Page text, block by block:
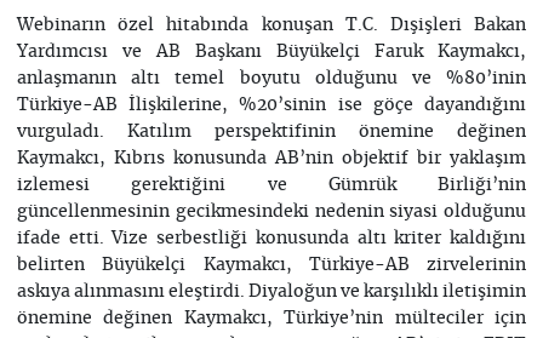
Webinarın özel hitabında konuşan T.C. Dışişleri Bakan
Yardımcısı ve AB Başkanı Büyükelçi Faruk Kaymakcı,
anlaşmanın altı temel boyutu olduğunu ve %80’inin
Türkiye-AB İlişkilerine, %20’sinin ise göçe dayandığını
vurguladı. Katılım perspektifinin önemine değinen
Kaymakcı, Kıbrıs konusunda AB’nin objektif bir yaklaşım
izlemesi gerektiğini ve Gümrük Birliği’nin
güncellenmesinin gecikmesindeki nedenin siyasi olduğunu
ifade etti. Vize serbestliği konusunda altı kriter kaldığını
belirten Büyükelçi Kaymakcı, Türkiye-AB zirvelerinin
askıya alınmasını eleştirdi. Diyaloğun ve karşılıklı iletişimin
önemine değinen Kaymakcı, Türkiye’nin mülteciler için